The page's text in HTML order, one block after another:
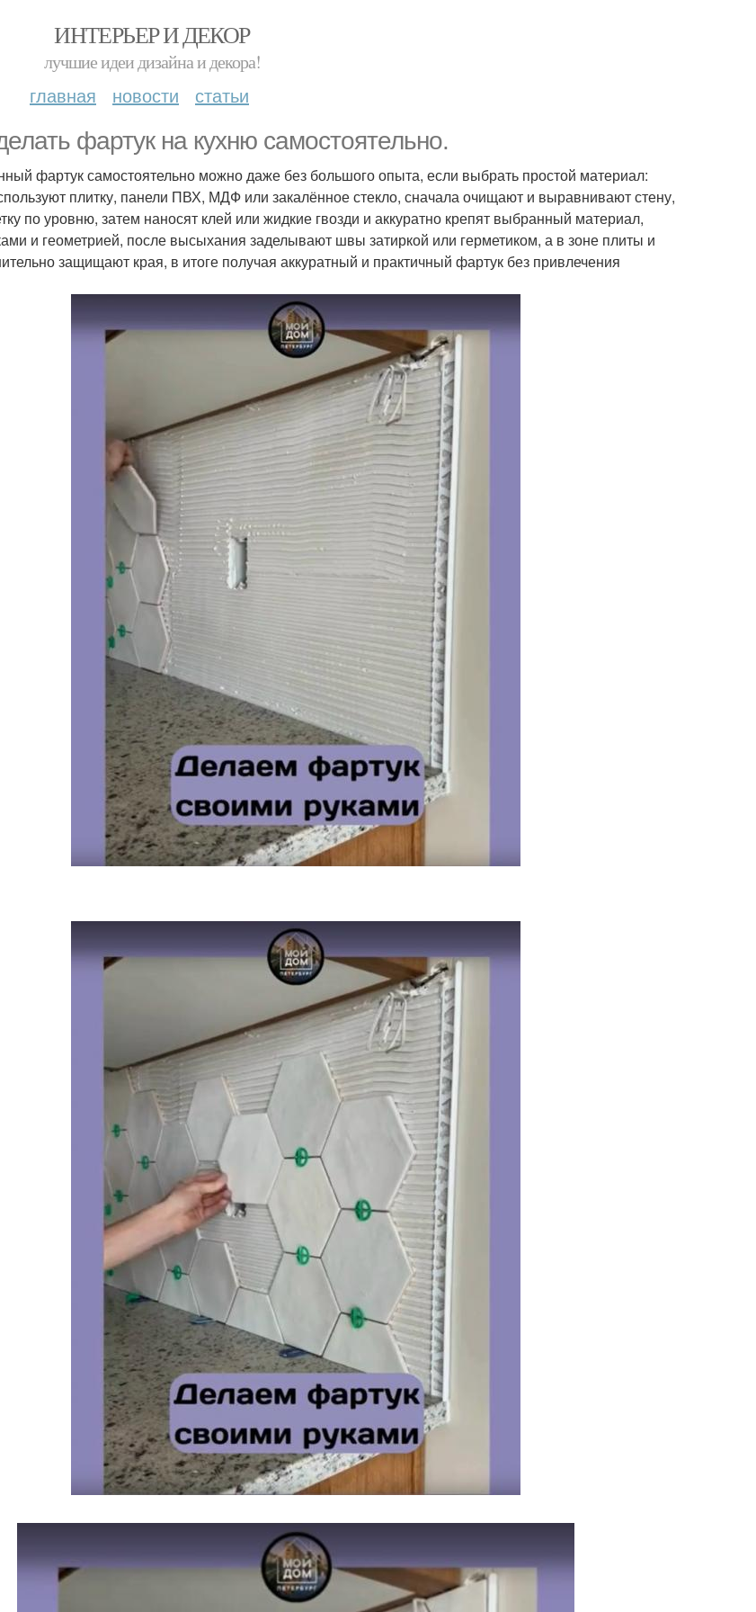
ИНТЕРЬЕР И ДЕКОР
лучшие идеи дизайна и декора!
главная новости статьи
фартук на кухню самостоятельно.
фартук самостоятельно можно даже без большого опыта, если выбрать простой материал:
плитку, панели ПВХ, МДФ или закалённое стекло, сначала очищают и выравнивают стену,
по уровню, затем наносят клей или жидкие гвозди и аккуратно крепят выбранный материал,
и геометрией, после высыхания заделывают швы затиркой или герметиком, а в зоне плиты и
защищают края, в итоге получая аккуратный и практичный фартук без привлечения